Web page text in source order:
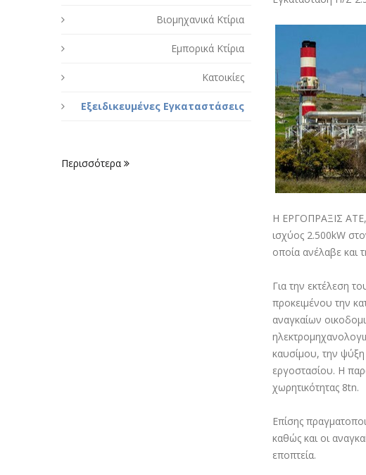
Βιομηχανικά Κτίρια
Εμπορικά Κτίρια
Κατοικίες
Εξειδικευμένες Εγκαταστάσεις
Περισσότερα
Η ΕΡΓΟΠΡΑΞΙΣ ΑΤΕ
ισχύος 2.500kW
οποία ανέλαβε και
Για την εκτέλεση
προκειμένου την
αναγκαίων
καυσίμου, την ψύξη
εργοστασίου. Η
χωρητικότητας 8tn.
Επίσης
καθώς και οι
εποπτεία.